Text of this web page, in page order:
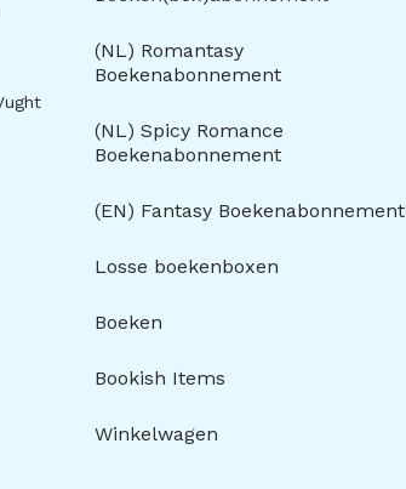
(NL) Romantasy
Boekenabonnement
(NL) Spicy Romance
Boekenabonnement
(EN) Fantasy Boekenabonnement
Losse boekenboxen
Boeken
Bookish Items
Winkelwagen